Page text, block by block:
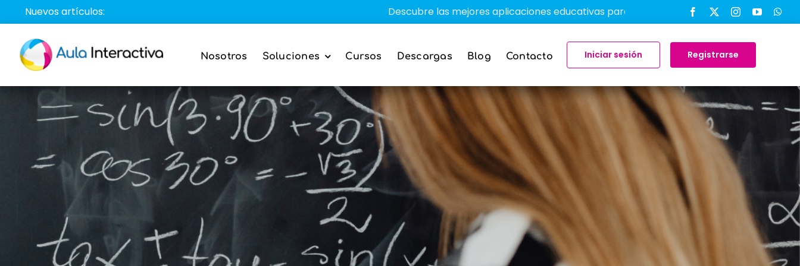
Saltar
al
contenido
Nuevos artículos: Descubre las mejores aplicaciones educativas para transformar el aprendizaje en el aula
Nosotros Soluciones Cursos Descargas Blog Contacto Iniciar sesión Registrarse